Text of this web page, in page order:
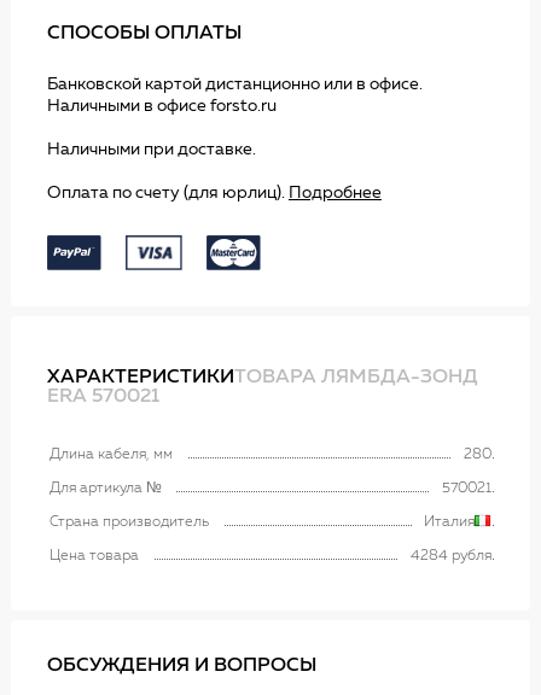
СПОСОБЫ ОПЛАТЫ
Банковской картой дистанционно или в офисе.
Наличными в офисе forsto.ru
Наличными при доставке.
Оплата по счету (для юрлиц). Подробнее
ХАРАКТЕРИСТИКИТОВАРА ЛЯМБДА-ЗОНД
ERA 570021
Длина кабеля, мм 280
Для артикула № 570021
Страна производитель Италия
Цена товара 4284 рубля
ОБСУЖДЕНИЯ И ВОПРОСЫ